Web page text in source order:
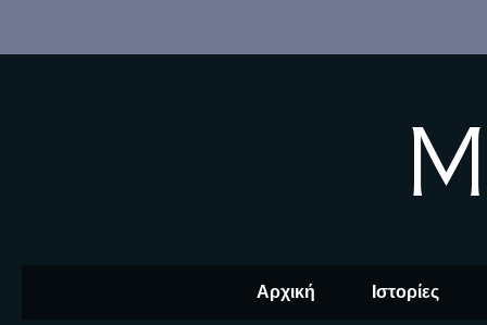
Αρχική Ιστορίες